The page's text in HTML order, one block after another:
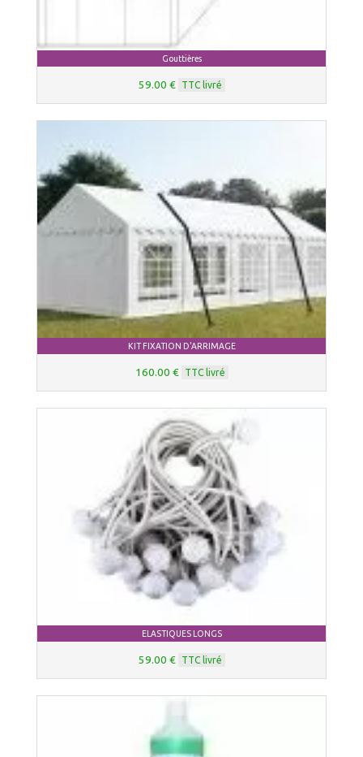
Gouttières
59.00 € TTC livré
KIT FIXATION D'ARRIMAGE
160.00 € TTC livré
ELASTIQUES LONGS
59.00 € TTC livré